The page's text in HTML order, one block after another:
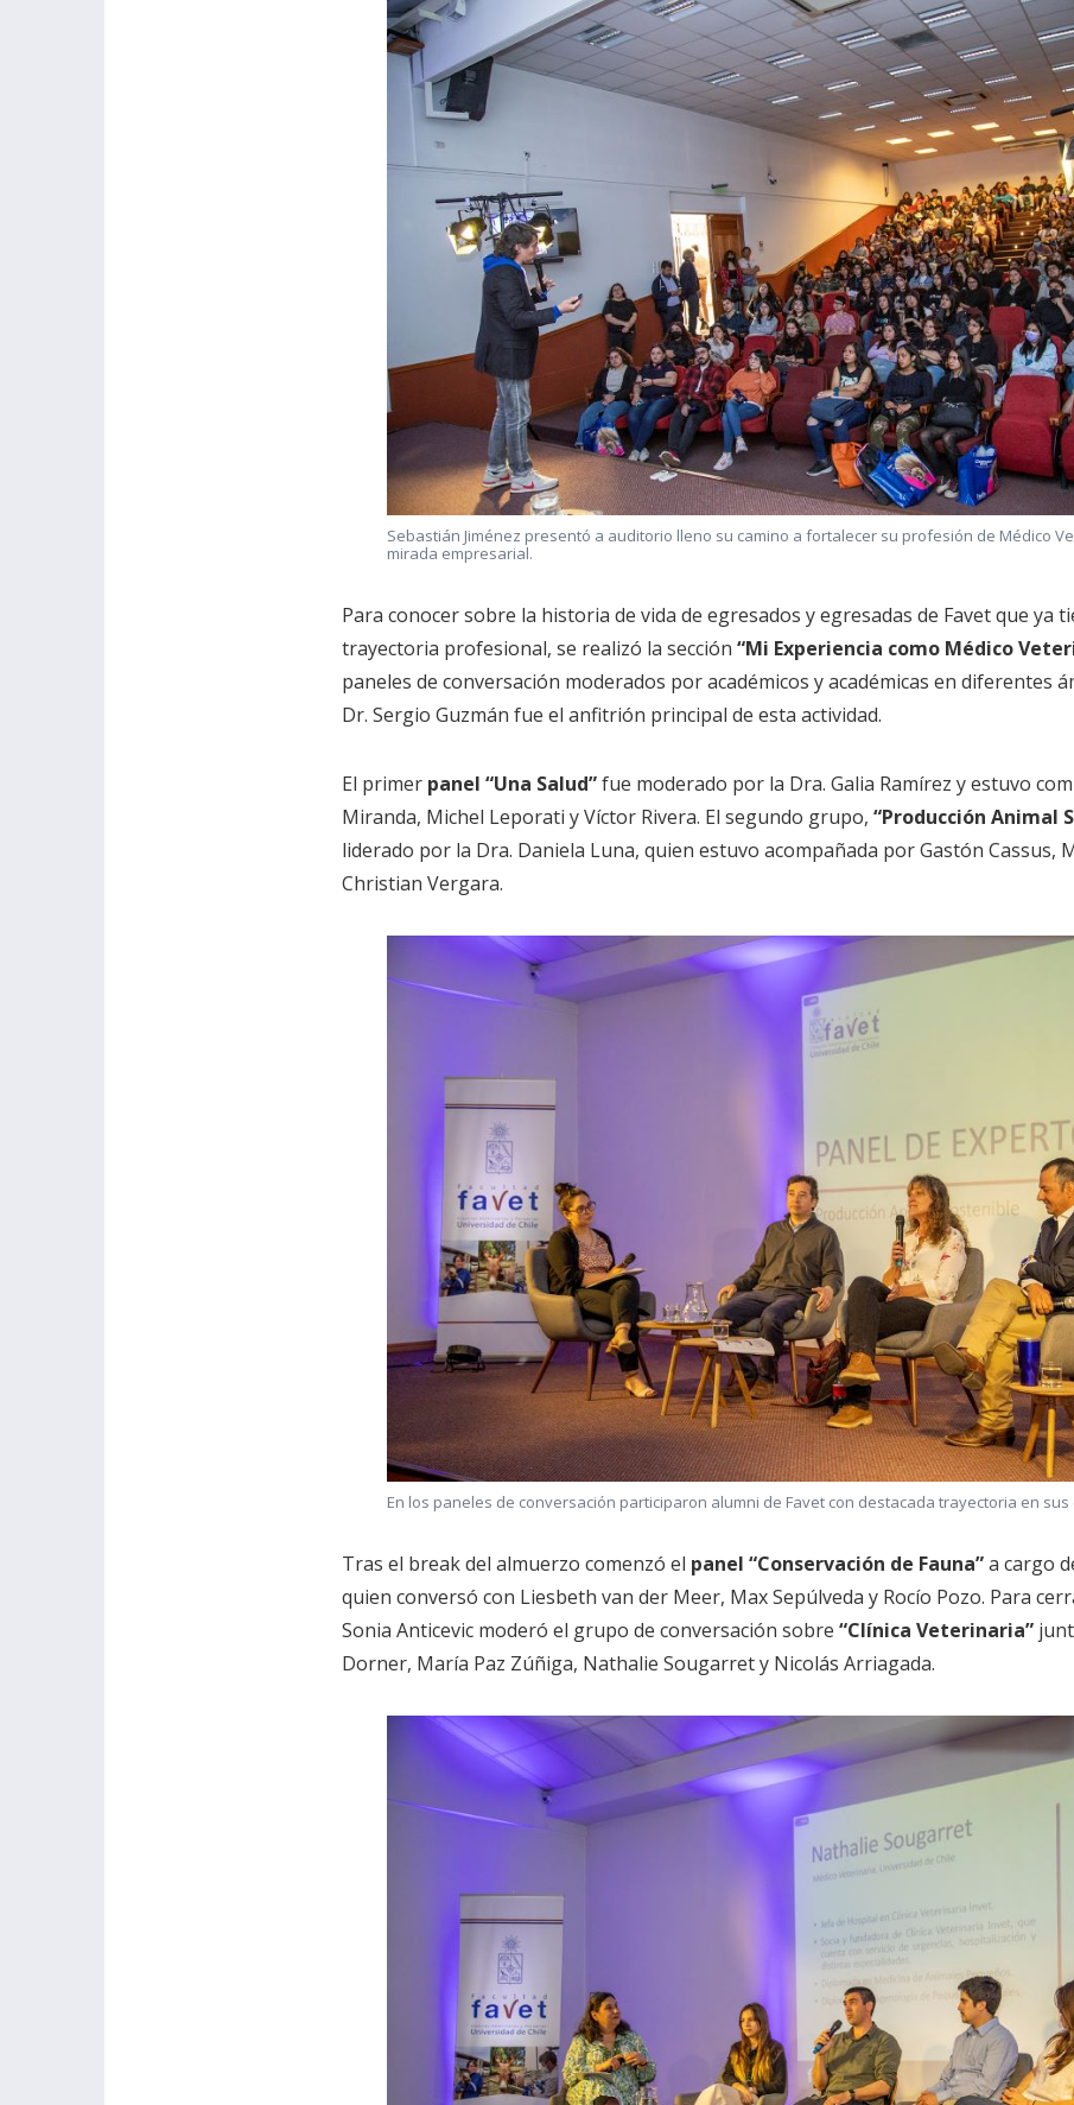
Sebastián Jiménez presentó a auditorio lleno su camino a fortalecer su profesión de Médico
mirada empresarial.
Para conocer sobre la historia de vida de egresados y egresadas de Favet que ya
trayectoria profesional, se realizó la sección “Mi Experiencia como Médico
paneles de conversación moderados por académicos y académicas en diferentes
Dr. Sergio Guzmán fue el anfitrión principal de esta actividad.
El primer panel “Una Salud”fue moderado por la Dra. Galia Ramírez y estuvo
Miranda, Michel Leporati y Víctor Rivera. El segundo grupo, “Producción Animal
liderado por la Dra. Daniela Luna, quien estuvo acompañada por Gastón Cassus,
Christian Vergara.
En los paneles de conversación participaron alumni de Favet con destacada trayectoria en
Tras el break del almuerzo comenzó el panel “Conservación de Fauna”a cargo
quien conversó con Liesbeth van der Meer, Max Sepúlveda y Rocío Pozo. Para
Sonia Anticevic moderó el grupo de conversación sobre “Clínica Veterinaria”
Dorner, María Paz Zúñiga, Nathalie Sougarret y Nicolás Arriagada.